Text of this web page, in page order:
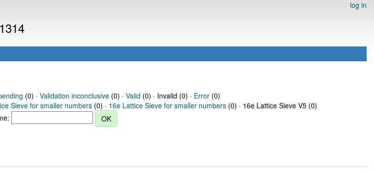
log in
(0) · Validation inconclusive(0) · Valid (0) · Invalid (0) · Error(0)
Sieve for smaller numbers (0) · 16e Lattice Sieve for smaller numbers (0) · 16e Lattice Sieve V5 (0)